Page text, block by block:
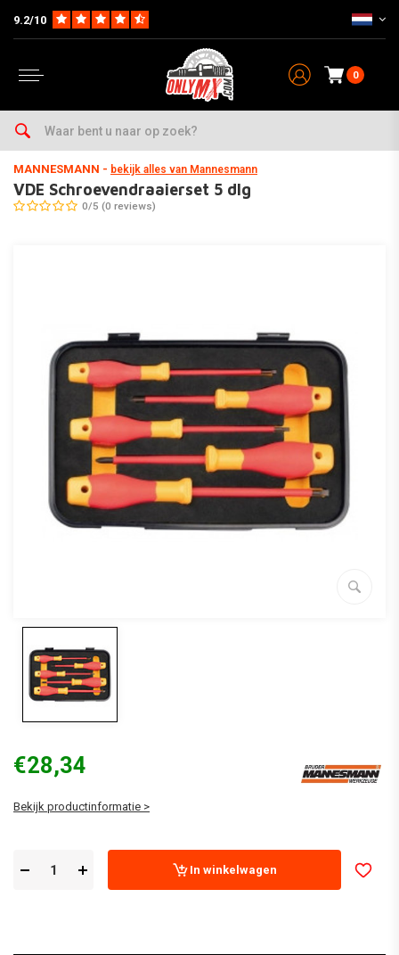
9.2/10
0
Home Onderhoud & Werkplaats
MANNESMANN - bekijk alles van Mannesmann
VDE Schroevendraaierset 5 dlg
0/5 (0 reviews)
€28,34
Bekijk productinformatie >
In winkelwagen